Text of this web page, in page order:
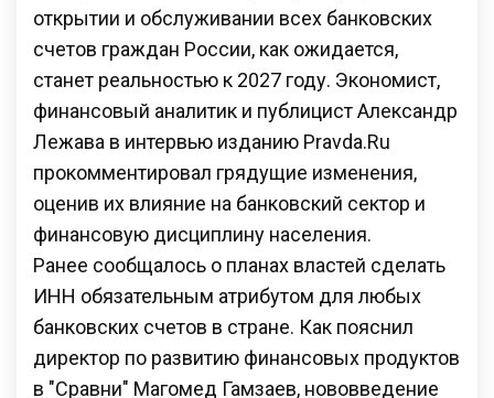
открытии и обслуживании всех банковских
счетов граждан России, как ожидается,
станет реальностью к 2027 году. Экономист,
финансовый аналитик и публицист Александр
Лежава в интервью изданию Pravda.Ru
прокомментировал грядущие изменения,
оценив их влияние на банковский сектор и
финансовую дисциплину населения.
Ранее сообщалось о планах властей сделать
ИНН обязательным атрибутом для любых
банковских счетов в стране. Как пояснил
директор по развитию финансовых продуктов
в "Сравни" Магомед Гамзаев, нововведение